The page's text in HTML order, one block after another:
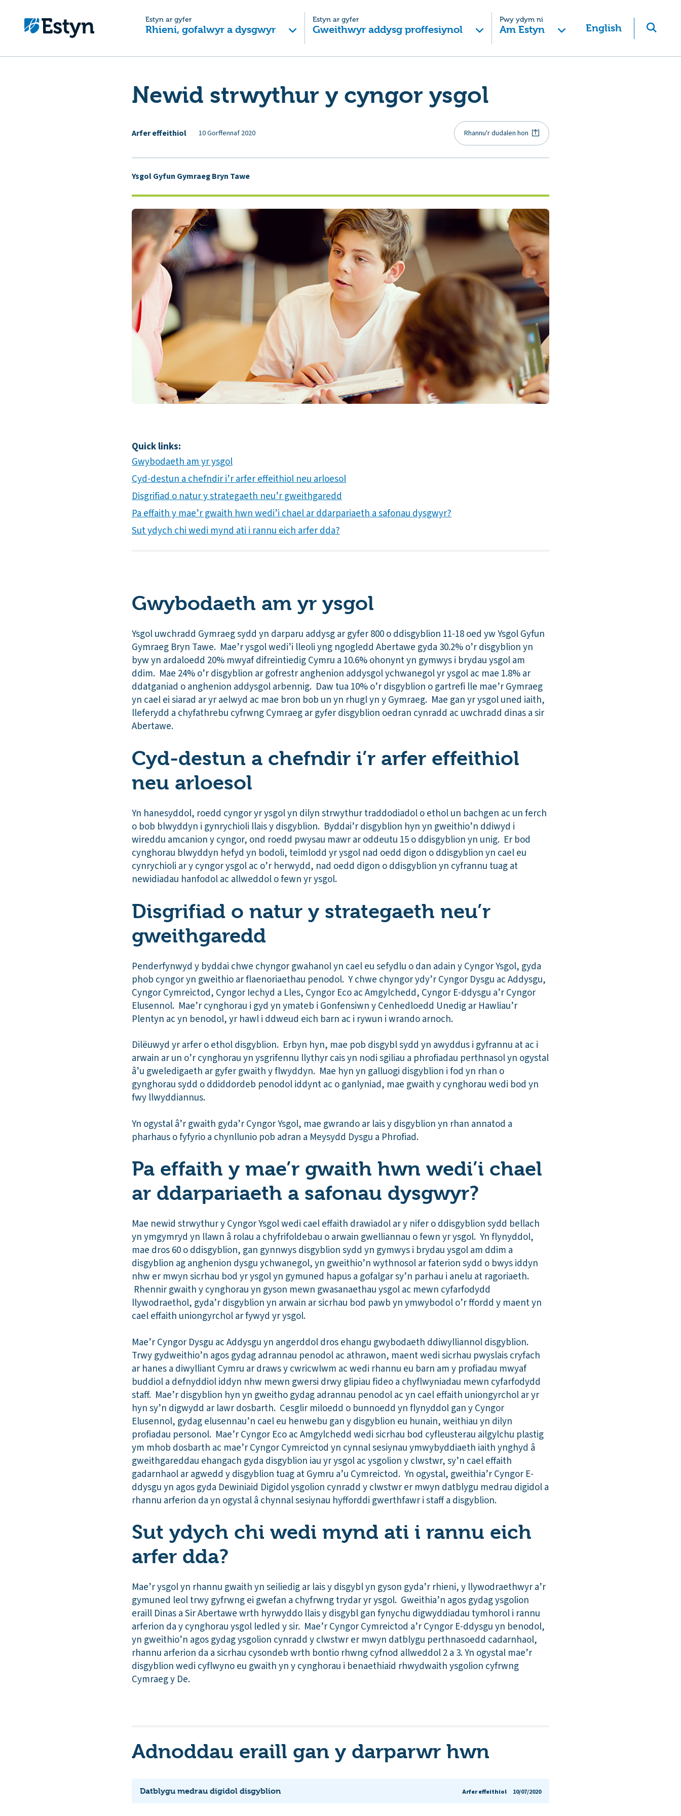
Estyn ar gyfer
Rhieni, gofalwyr a dysgwyr
Estyn ar gyfer
Gweithwyr addysg proffesiynol
Pwy ydym ni
Am Estyn English
Newid strwythur y cyngor ysgol
Arfer effeithiol 10 Gorffennaf 2020 Rhannu'r dudalen hon
Ysgol Gyfun Gymraeg Bryn Tawe
Quick links:
Gwybodaeth am yr ysgol
Cyd-destun a chefndir i’r arfer effeithiol neu arloesol
Disgrifiad o natur y strategaeth neu’r gweithgaredd
Pa effaith y mae’r gwaith hwn wedi’i chael ar ddarpariaeth a safonau dysgwyr?
Sut ydych chi wedi mynd ati i rannu eich arfer dda?
Gwybodaeth am yr ysgol
Ysgol uwchradd Gymraeg sydd yn darparu addysg ar gyfer 800 o ddisgyblion 11-18 oed yw Ysgol Gyfun
Gymraeg Bryn Tawe. Mae’r ysgol wedi’i lleoli yng ngogledd Abertawe gyda 30.2% o’r disgyblion yn
byw yn ardaloedd 20% mwyaf difreintiedig Cymru a 10.6% ohonynt yn gymwys i brydau ysgol am
ddim. Mae 24% o’r disgyblion ar gofrestr anghenion addysgol ychwanegol yr ysgol ac mae 1.8% ar
ddatganiad o anghenion addysgol arbennig. Daw tua 10% o’r disgyblion o gartrefi lle mae’r Gymraeg
yn cael ei siarad ar yr aelwyd ac mae bron bob un yn rhugl yn y Gymraeg. Mae gan yr ysgol uned iaith,
lleferydd a chyfathrebu cyfrwng Cymraeg ar gyfer disgyblion oedran cynradd ac uwchradd dinas a sir
Abertawe.
Cyd-destun a chefndir i’r arfer effeithiol
neu arloesol
Yn hanesyddol, roedd cyngor yr ysgol yn dilyn strwythur traddodiadol o ethol un bachgen ac un ferch
o bob blwyddyn i gynrychioli llais y disgyblion. Byddai’r disgyblion hyn yn gweithio’n ddiwyd i
wireddu amcanion y cyngor, ond roedd pwysau mawr ar oddeutu 15 o ddisgyblion yn unig. Er bod
cynghorau blwyddyn hefyd yn bodoli, teimlodd yr ysgol nad oedd digon o ddisgyblion yn cael eu
cynrychioli ar y cyngor ysgol ac o’r herwydd, nad oedd digon o ddisgyblion yn cyfrannu tuag at
newidiadau hanfodol ac allweddol o fewn yr ysgol.
Disgrifiad o natur y strategaeth neu’r
gweithgaredd
Penderfynwyd y byddai chwe chyngor gwahanol yn cael eu sefydlu o dan adain y Cyngor Ysgol, gyda
phob cyngor yn gweithio ar flaenoriaethau penodol. Y chwe chyngor ydy’r Cyngor Dysgu ac Addysgu,
Cyngor Cymreictod, Cyngor Iechyd a Lles, Cyngor Eco ac Amgylchedd, Cyngor E-ddysgu a’r Cyngor
Elusennol. Mae’r cynghorau i gyd yn ymateb i Gonfensiwn y Cenhedloedd Unedig ar Hawliau’r
Plentyn ac yn benodol, yr hawl i ddweud eich barn ac i rywun i wrando arnoch.
Dilëuwyd yr arfer o ethol disgyblion. Erbyn hyn, mae pob disgybl sydd yn awyddus i gyfrannu at ac i
arwain ar un o’r cynghorau yn ysgrifennu llythyr cais yn nodi sgiliau a phrofiadau perthnasol yn ogystal
â’u gweledigaeth ar gyfer gwaith y flwyddyn. Mae hyn yn galluogi disgyblion i fod yn rhan o
gynghorau sydd o ddiddordeb penodol iddynt ac o ganlyniad, mae gwaith y cynghorau wedi bod yn
fwy llwyddiannus.
Yn ogystal â’r gwaith gyda’r Cyngor Ysgol, mae gwrando ar lais y disgyblion yn rhan annatod a
pharhaus o fyfyrio a chynllunio pob adran a Meysydd Dysgu a Phrofiad.
Pa effaith y mae’r gwaith hwn wedi’i chael
ar ddarpariaeth a safonau dysgwyr?
Mae newid strwythur y Cyngor Ysgol wedi cael effaith drawiadol ar y nifer o ddisgyblion sydd bellach
yn ymgymryd yn llawn â rolau a chyfrifoldebau o arwain gwelliannau o fewn yr ysgol. Yn flynyddol,
mae dros 60 o ddisgyblion, gan gynnwys disgyblion sydd yn gymwys i brydau ysgol am ddim a
disgyblion ag anghenion dysgu ychwanegol, yn gweithio’n wythnosol ar faterion sydd o bwys iddyn
nhw er mwyn sicrhau bod yr ysgol yn gymuned hapus a gofalgar sy’n parhau i anelu at ragoriaeth.
Rhennir gwaith y cynghorau yn gyson mewn gwasanaethau ysgol ac mewn cyfarfodydd
llywodraethol, gyda’r disgyblion yn arwain ar sicrhau bod pawb yn ymwybodol o’r ffordd y maent yn
cael effaith uniongyrchol ar fywyd yr ysgol.
Mae’r Cyngor Dysgu ac Addysgu yn angerddol dros ehangu gwybodaeth ddiwylliannol disgyblion.
Trwy gydweithio’n agos gydag adrannau penodol ac athrawon, maent wedi sicrhau pwyslais cryfach
ar hanes a diwylliant Cymru ar draws y cwricwlwm ac wedi rhannu eu barn am y profiadau mwyaf
buddiol a defnyddiol iddyn nhw mewn gwersi drwy glipiau fideo a chyflwyniadau mewn cyfarfodydd
staff. Mae’r disgyblion hyn yn gweitho gydag adrannau penodol ac yn cael effaith uniongyrchol ar yr
hyn sy’n digwydd ar lawr dosbarth. Cesglir miloedd o bunnoedd yn flynyddol gan y Cyngor
Elusennol, gydag elusennau’n cael eu henwebu gan y disgyblion eu hunain, weithiau yn dilyn
profiadau personol. Mae’r Cyngor Eco ac Amgylchedd wedi sicrhau bod cyfleusterau ailgylchu plastig
ym mhob dosbarth ac mae’r Cyngor Cymreictod yn cynnal sesiynau ymwybyddiaeth iaith ynghyd â
gweithgareddau ehangach gyda disgyblion iau yr ysgol ac ysgolion y clwstwr, sy’n cael effaith
gadarnhaol ar agwedd y disgyblion tuag at Gymru a’u Cymreictod. Yn ogystal, gweithia’r Cyngor E-
ddysgu yn agos gyda Dewiniaid Digidol ysgolion cynradd y clwstwr er mwyn datblygu medrau digidol a
rhannu arferion da yn ogystal â chynnal sesiynau hyfforddi gwerthfawr i staff a disgyblion.
Sut ydych chi wedi mynd ati i rannu eich
arfer dda?
Mae’r ysgol yn rhannu gwaith yn seiliedig ar lais y disgybl yn gyson gyda’r rhieni, y llywodraethwyr a’r
gymuned leol trwy gyfrwng ei gwefan a chyfrwng trydar yr ysgol. Gweithia’n agos gydag ysgolion
eraill Dinas a Sir Abertawe wrth hyrwyddo llais y disgybl gan fynychu digwyddiadau tymhorol i rannu
arferion da y cynghorau ysgol ledled y sir. Mae’r Cyngor Cymreictod a’r Cyngor E-ddysgu yn benodol,
yn gweithio’n agos gydag ysgolion cynradd y clwstwr er mwyn datblygu perthnasoedd cadarnhaol,
rhannu arferion da a sicrhau cysondeb wrth bontio rhwng cyfnod allweddol 2 a 3. Yn ogystal mae’r
disgyblion wedi cyflwyno eu gwaith yn y cynghorau i benaethiaid rhwydwaith ysgolion cyfrwng
Cymraeg y De.
Adnoddau eraill gan y darparwr hwn
Datblygu medrau digidol disgyblion Arfer effeithiol 10/07/2020